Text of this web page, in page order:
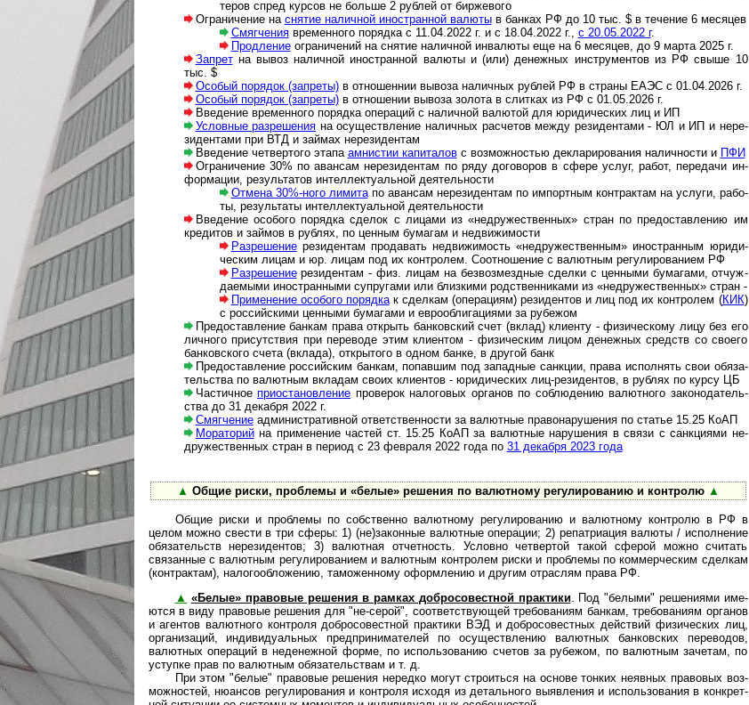
те­ров спред кур­сов не больше 2 руб­лей от бир­жевого
Ограничение на снятие наличной иност­ранной валютыв бан­ках РФ до 10 тыс. $ в тече­ние 6 месяцев
Смягчениявременного порядка с 11.04.2022 г. и с 18.04.2022 г., с 20.05.2022 г.
Продлениеограничений на снятие на­лич­ной ин­ва­лю­ты еще на 6 ме­ся­цев, до 9 марта 2025 г.
Запретна вывоз наличной ино­ст­ран­ной валюты и (или) денеж­ных инст­ру­ментов из РФ свыше 10
тыс. $
Особый порядок (запреты)в отношеннии вывоза наличных рублей РФ в страны ЕАЭС с 01.04.2026 г.
Особый порядок (запреты)в отношении вывоза золота в слитках из РФ с 01.05.2026 г.
Введение временного порядка опера­ций с наличной валю­той для юриди­чес­ких лиц и ИП
Условные разрешения на осущест­вление налич­ных рас­четов между рези­ден­тами - ЮЛ и ИП и нере­
зи­ден­тами при ВТД и зай­мах нере­зидентам
Введение четвертого этапа амнистии капиталовс возмож­но­стью декла­риро­вания налич­ности и ПФИ
Ограничение 30% по авансам нерези­дентам по ряду дого­воров в сфере услуг, работ, пере­дачи ин­
фор­ма­ции, резуль­татов интел­лек­ту­аль­ной деяте­льности
Отмена 30%-ного лимитапо аван­сам не­ре­зи­ден­там по им­порт­ным кон­т­рак­там на ус­лу­ги, ра­бо­
ты, ре­зуль­та­ты ин­тел­лек­ту­аль­ной де­я­тель­ности
Введение особого порядка сделок с лицами из «не­дру­жест­вен­ных» стран по пре­до­став­ле­нию им
кре­ди­тов и займов в рублях, по цен­ным бума­гам и недви­жи­мости
Разрешениерезиден­там про­да­вать не­дви­жи­мость «не­дру­жест­вен­ным» ино­стран­ным юри­ди­
чес­ким ли­цам и юр. ли­цам под их конт­ро­лем. Со­от­но­ше­ние с ва­лют­ным ре­гу­ли­ро­ва­ни­ем РФ
Разрешениерезидентам - физ. лицам на безвоз­мезд­ные сделки с цен­ными бума­гами, отчуж­
да­е­мыми ино­ст­ран­ны­ми супру­гами или близ­кими род­ст­вен­ни­ками из «недру­жест­вен­ных» стран -
Применение особого порядкак сдел­кам (опера­циям) рези­ден­тов и лиц под их конт­ролем (КИК)
с рос­сий­скими цен­ными бума­гами и евро­обли­га­ци­ями за рубежом
Предоставление банкам права открыть банковский счет (вклад) клиенту - физи­чес­кому лицу без его
лич­но­го при­сут­ствия при пере­воде этим клиен­том - физи­чес­ким лицом денеж­ных средств со сво­его
бан­ков­с­ко­го счета (вкла­да), откры­того в одном банке, в другой банк
Предоставление российским банкам, попавшим под западные санкции, права исполнять свои обя­за­
тель­ства по валютным вкла­дам своих кли­ен­тов - юри­ди­чес­ких лиц-­рези­ден­тов, в рублях по курсу ЦБ
Частичное приостановление проверок налоговых органов по соблю­дению валют­ного зако­но­да­тель­
ства до 31 де­каб­ря 2022 г.
Смягчениеадминистративной ответственности за валют­ные пра­во­на­ру­ше­ния по статье 15.25 КоАП
Мораторийна при­ме­не­ние частей ст. 15.25 КоАП за ва­лют­ные на­ру­ше­ния в свя­зи с сан­к­ци­я­ми не­
дру­жест­вен­ных стран в пери­од с 23 фев­раля 2022 года по 31 дека­бря 2023 года
▲ Общие риски, проблемы и «белые» решения по валютному ре­гу­ли­ро­ва­нию и конт­ролю ▲
Общие риски и проблемы по собственно валют­ному регули­ро­ванию и валют­ному конт­ролю в РФ в
целом можно свести в три сферы: 1) (не)за­кон­ные валют­ные опера­ции; 2) репатри­ация валюты / испол­нение
обяза­тельств нерези­дентов; 3) валют­ная отчет­ность. Условно чет­вер­той такой сферой можно счи­тать
связан­ные с валют­ным регули­рова­нием и валют­ным конт­ролем риски и проб­лемы по коммер­ческим сдел­кам
(конт­рак­там), налого­обло­жению, тамо­жен­ному оформ­лению и другим отра­слям права РФ.
▲ «Белые» правовые решения в рамках добросо­вест­ной практики. Под "белыми" решениями име­
ют­ся в виду право­вые решения для "не-серой", соответ­ствующей требо­ваниям банкам, требо­ваниям органов
и агентов валютного конт­роля добросо­вестной практики ВЭД и добросо­вестных дейст­вий физиче­ских лиц,
органи­заций, ин­ди­ви­ду­аль­ных пред­прини­ма­телей по осущест­вле­нию валют­ных бан­ков­ских пере­водов,
валют­ных опера­ций в недене­жной форме, по исполь­зованию счетов за рубе­жом, по валют­ным заче­там, по
усту­пке прав по валют­ным обяза­тель­ствам и т. д.
При этом "белые" правовые решения нередко могут стро­иться на основе тон­ких неяв­ных пра­во­вых воз­
мож­нос­тей, нюа­н­сов регу­ли­ро­ва­ния и конт­роля исходя из деталь­ного выяв­ле­ния и испо­ль­зо­ва­ния в конк­рет­